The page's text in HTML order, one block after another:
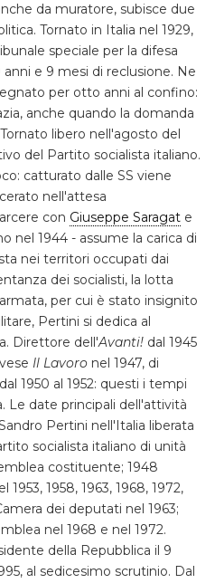
da muratore, subisce due
Tornato in Italia nel 1929,
speciale per la difesa
e 9 mesi di reclusione. Ne
per otto anni al confino:
anche quando la domanda
libero nell'agosto del
del Partito socialista italiano.
catturato dalle SS viene
nell'attesa
con Giuseppe Saragat e
nel 1944 - assume la carica di
nei territori occupati dai
dei socialisti, la lotta
per cui è stato insignito
Pertini si dedica al
Direttore dell'Avanti! dal 1945
Il Lavoro nel 1947, di
dal 1950 al 1952: questi i tempi
Le date principali dell'attività
Pertini nell'Italia liberata
socialista italiano di unità
costituente; 1948
1958, 1963, 1968, 1972,
dei deputati nel 1963;
nel 1968 e nel 1972.
della Repubblica il 9
al sedicesimo scrutinio. Dal